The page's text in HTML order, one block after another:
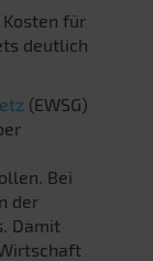
für
deutlich
(EWSG)
Bei
der
Damit